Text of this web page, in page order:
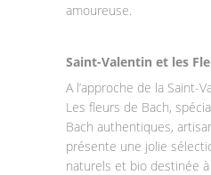
amoureuse.
Saint-Valentin et les
A l’approche de la Saint-
Les fleurs de Bach,
Bach authentiques,
présente une jolie
naturels et bio destinée